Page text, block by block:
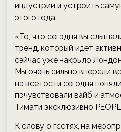
индустрии и устроить
этого года.
«То, что сегодня вы
тренд, который идёт
сейчас уже накрыло
Мы очень сильно впереди
не все гости сегодня
почувствовали вайб и
Тимати эксклюзивно
К слову о гостях, на